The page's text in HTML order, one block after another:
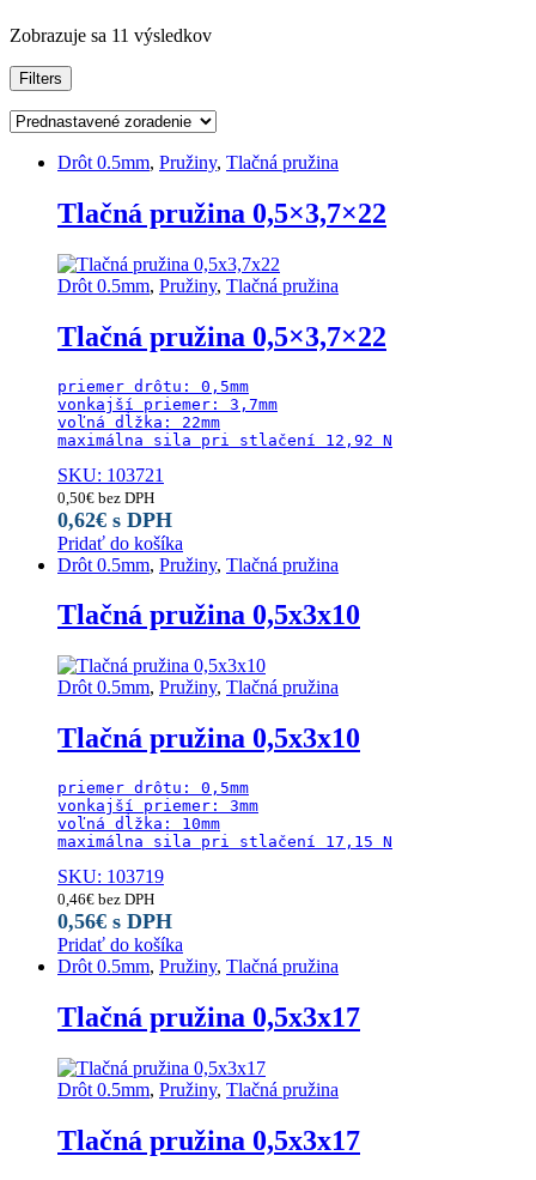
Zobrazuje sa 11 výsledkov
Filters
Drôt 0.5mm, Pružiny, Tlačná pružina
Tlačná pružina 0,5×3,7×22
Drôt 0.5mm, Pružiny, Tlačná pružina
Tlačná pružina 0,5×3,7×22
priemer drôtu: 0,5mm
vonkajší priemer: 3,7mm
voľná dĺžka: 22mm
maximálna sila pri stlačení 12,92 N
SKU: 103721
0,50€ bez DPH
0,62€ s DPH
Pridať do košíka
Drôt 0.5mm, Pružiny, Tlačná pružina
Tlačná pružina 0,5x3x10
Drôt 0.5mm, Pružiny, Tlačná pružina
Tlačná pružina 0,5x3x10
priemer drôtu: 0,5mm
vonkajší priemer: 3mm
voľná dĺžka: 10mm
maximálna sila pri stlačení 17,15 N
SKU: 103719
0,46€ bez DPH
0,56€ s DPH
Pridať do košíka
Drôt 0.5mm, Pružiny, Tlačná pružina
Tlačná pružina 0,5x3x17
Drôt 0.5mm, Pružiny, Tlačná pružina
Tlačná pružina 0,5x3x17